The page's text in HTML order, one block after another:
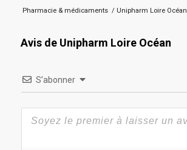
Pharmacie & médicaments / Unipharm Loire Océan
Avis de Unipharm Loire Océan
S’abonner